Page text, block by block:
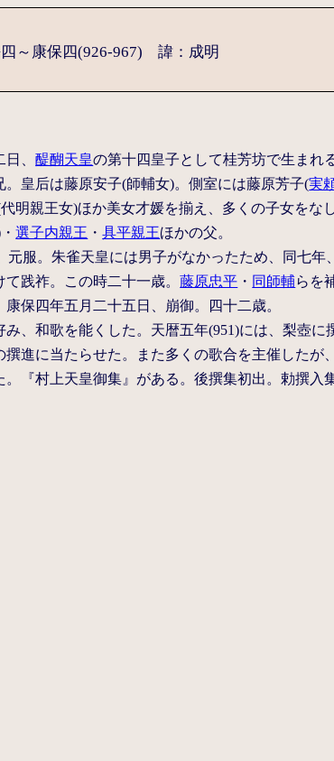
～康保四(926-967) 諱：成明
日、醍醐天皇の第十四皇子として桂芳坊で生まれ
。皇后は藤原安子(師輔女)。側室には藤原芳子(実
明親王女)ほか美女才媛を揃え、多くの子女をな
選子内親王 ・具平親王ほかの父。
元服。朱雀天皇には男子がなかったため、同七
て践祚。この時二十一歳。藤原忠平 ・ 同師輔らを
康保四年五月二十五日、崩御。四十二歳。
み、和歌を能くした。天暦五年(951)には、梨壺
撰進に当たらせた。また多くの歌合を主催したが
。『村上天皇御集』がある。後撰集初出。勅撰入